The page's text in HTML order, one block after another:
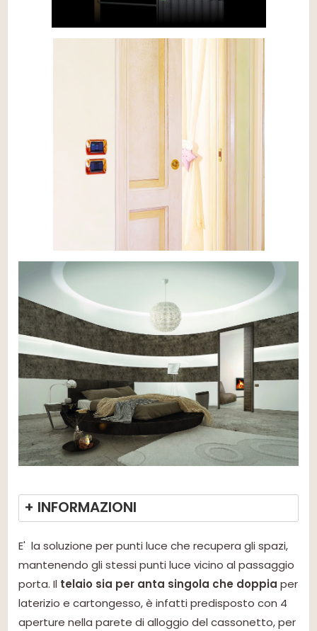
+ INFORMAZIONI
E' la soluzione per punti luce che recupera gli spazi,
mantenendo gli stessi punti luce vicino al passaggio
porta. Il telaio sia per anta singola che doppia per
laterizio e cartongesso, è infatti predisposto con 4
aperture nella parete di alloggio del cassonetto, per